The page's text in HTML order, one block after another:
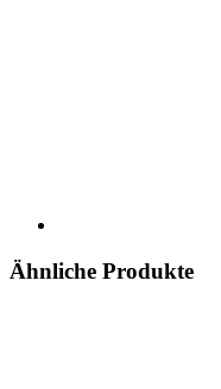
Ähnliche Produkte